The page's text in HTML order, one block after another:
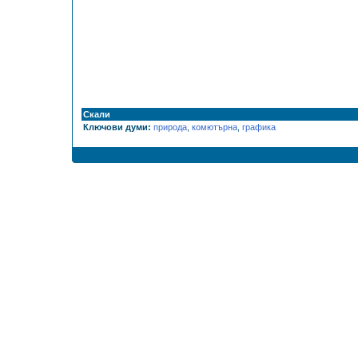
Скали
Ключови думи: природа комютърна графика